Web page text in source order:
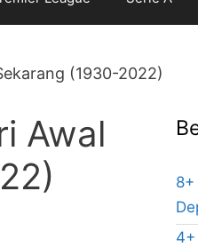
(1930-2022)
Awal
8+
4+